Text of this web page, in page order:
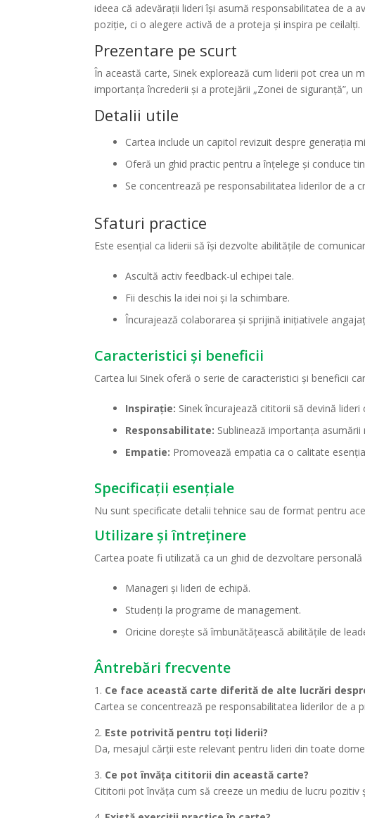
ideea că adevărații lideri își asumă responsabilitatea de a
poziție, ci o alegere activă de a proteja și inspira pe ceilalți.
Prezentare pe scurt
În această carte, Sinek explorează cum liderii pot crea un
importanța încrederii și a protejării „Zonei de siguranță”,
Detalii utile
Cartea include un capitol revizuit despre generația
Oferă un ghid practic pentru a înțelege și conduce
Se concentrează pe responsabilitatea liderilor de a
Sfaturi practice
Este esențial ca liderii să își dezvolte abilitățile de
Ascultă activ feedback-ul echipei tale.
Fii deschis la idei noi și la schimbare.
Încurajează colaborarea și sprijină inițiativele
Caracteristici și beneficii
Cartea lui Sinek oferă o serie de caracteristici și beneficii
Inspirație: Sinek încurajează cititorii să devină
Responsabilitate: Sublinează importanța
Empatie: Promovează empatia ca o calitate
Specificații esențiale
Nu sunt specificate detalii tehnice sau de format pentru
Utilizare și întreținere
Cartea poate fi utilizată ca un ghid de dezvoltare
Manageri și lideri de echipă.
Studenți la programe de management.
Oricine dorește să îmbunătățească abilitățile de
Ântrebări frecvente
1. Ce face această carte diferită de alte lucrări
Cartea se concentrează pe responsabilitatea liderilor de a
2. Este potrivită pentru toți liderii?
Da, mesajul cărții este relevant pentru lideri din toate
3. Ce pot învăța cititorii din această carte?
Cititorii pot învăța cum să creeze un mediu de lucru pozitiv